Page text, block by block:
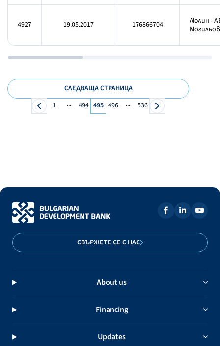
4927 19.05.2017 176866704
Люлин -
СЛЕДВАЩА СТРАНИЦА
1
... 494 495 496 ... 536
СВЪРЖЕТЕ СЕ С НАС
About us
Financing
Updates